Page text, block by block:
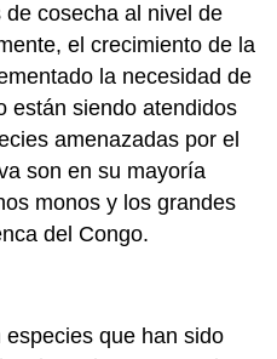
cosecha al nivel de
el crecimiento de la
la necesidad de
están siendo atendidos
amenazadas por el
son en su mayoría
monos y los grandes
del Congo.
que han sido